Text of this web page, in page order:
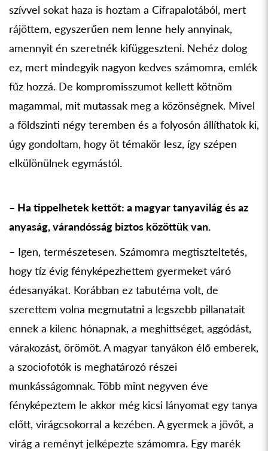
szívvel sokat haza is hoztam a Cifrapalotából, mert
rájöttem, egyszerűen nem lenne hely annyinak,
amennyit én szeretnék kifüggeszteni. Nehéz dolog
ez, mert mindegyik nagyon kedves számomra, emlék
fűz hozzá. De kompromisszumot kellett kötnöm
magammal, mit mutassak meg a közönségnek. Mivel
a földszinti négy teremben és a folyosón állíthatok ki,
úgy gondoltam, hogy öt témakör lesz, így szépen
elkülönülnek egymástól.
– Ha tippelhetek kettőt: a magyar tanyavilág és az
anyaság, várandósság biztos közöttük van.
– Igen, természetesen. Számomra megtiszteltetés,
hogy tíz évig fényképezhettem gyermeket váró
édesanyákat. Korábban ez tabutéma volt, de
szerettem volna megmutatni a legszebb pillanatait
ennek a kilenc hónapnak, a meghittséget, aggódást,
várakozást, örömöt. A magyar tanyákon élő emberek,
a szociofotók is meghatározó részei
munkásságomnak. Több mint negyven éve
fényképeztem le akkor még kicsi lányomat egy tanya
előtt, virágcsokorral a kezében. A gyermek a jövőt, a
virág a reményt jelképezte számomra. Egy marék